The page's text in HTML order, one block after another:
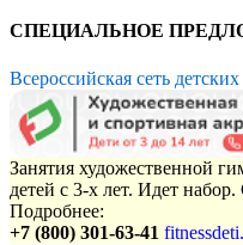
СПЕЦИАЛЬНОЕ
Всероссийская сеть
Занятия художественной
детей с 3-х лет. Идет
Подробнее:
+7 (800) 301-63-41